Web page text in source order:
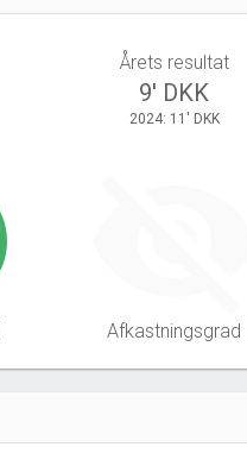
Årets resultat
9' DKK
2024: 11' DKK
Afkastningsgrad